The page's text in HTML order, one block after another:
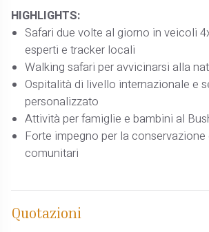
HIGHLIGHTS:
Safari due volte al giorno in veicoli
esperti e tracker locali
Walking safari per avvicinarsi alla
Ospitalità di livello internazionale e
personalizzato
Attività per famiglie e bambini al
Forte impegno per la
comunitari
Quotazioni